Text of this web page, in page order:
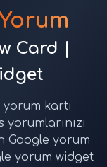
Card |
kartı
Google yorum
yorum widget